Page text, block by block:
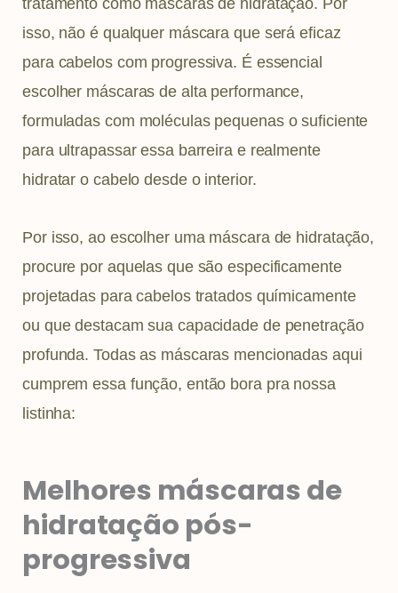
tratamento como máscaras de hidratação. Por
isso, não é qualquer máscara que será eficaz
para cabelos com progressiva. É essencial
escolher máscaras de alta performance,
formuladas com moléculas pequenas o suficiente
para ultrapassar essa barreira e realmente
hidratar o cabelo desde o interior.
Por isso, ao escolher uma máscara de hidratação,
procure por aquelas que são especificamente
projetadas para cabelos tratados químicamente
ou que destacam sua capacidade de penetração
profunda. Todas as máscaras mencionadas aqui
cumprem essa função, então bora pra nossa
listinha:
Melhores máscaras de
hidratação pós-
progressiva